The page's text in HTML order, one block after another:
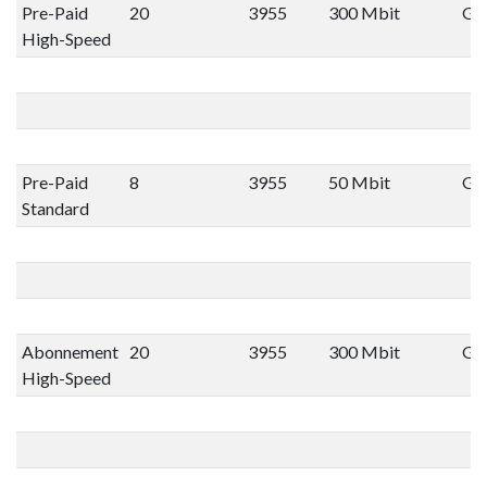
Pre-Paid
High-Speed
20 3955 300 Mbit
Pre-Paid
Standard
8 3955 50 Mbit
Abonnement
High-Speed
20 3955 300 Mbit